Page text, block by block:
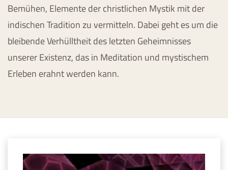
Bemühen, Elemente der christlichen Mystik mit der
indischen Tradition zu vermitteln. Dabei geht es um die
bleibende Verhülltheit des letzten Geheimnisses
unserer Existenz, das in Meditation und mystischem
Erleben erahnt werden kann.